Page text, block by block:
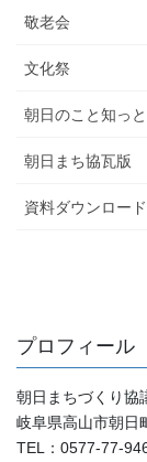
敬老会
文化祭
朝日のこと知っと
朝日まち協瓦版
資料ダウンロード
プロフィール
朝日まちづくり協
岐阜県高山市朝日
TEL：0577-77-